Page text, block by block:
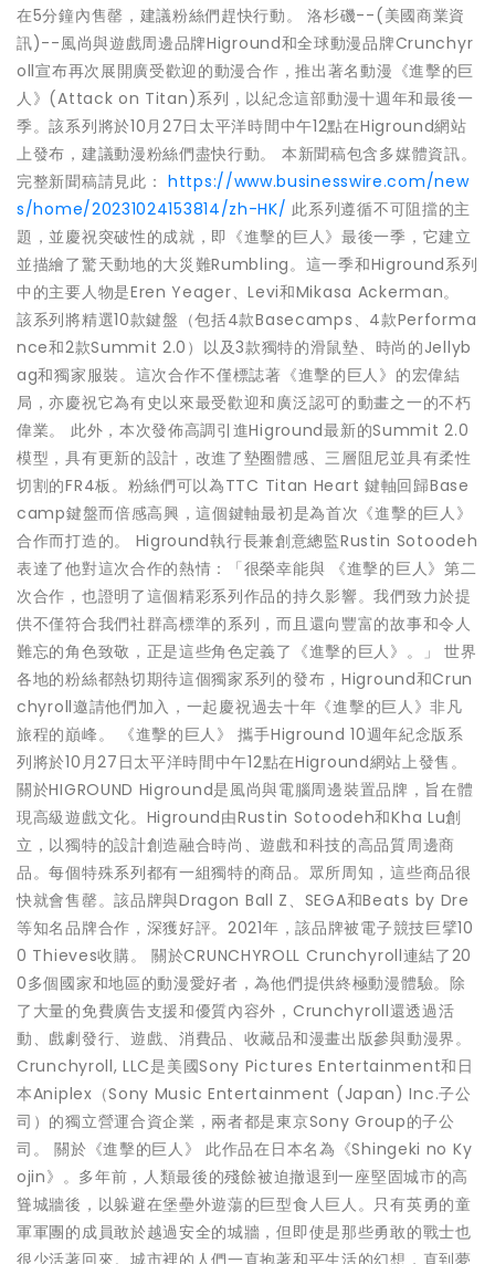
在5分鐘內售罄，建議粉絲們趕快行動。 洛杉磯--(美國商業資
訊)--風尚與遊戲周邊品牌Higround和全球動漫品牌Crunchyr
oll宣布再次展開廣受歡迎的動漫合作，推出著名動漫《進擊的巨
人》(Attack on Titan)系列，以紀念這部動漫十週年和最後一
季。該系列將於10月27日太平洋時間中午12點在Higround網站
上發布，建議動漫粉絲們盡快行動。 本新聞稿包含多媒體資訊。
完整新聞稿請見此： https://www.businesswire.com/new
s/home/20231024153814/zh-HK/ 此系列遵循不可阻擋的主
題，並慶祝突破性的成就，即《進擊的巨人》最後一季，它建立
並描繪了驚天動地的大災難Rumbling。這一季和Higround系列
中的主要人物是Eren Yeager、Levi和Mikasa Ackerman。
該系列將精選10款鍵盤（包括4款Basecamps、4款Performa
nce和2款Summit 2.0）以及3款獨特的滑鼠墊、時尚的Jellyb
ag和獨家服裝。這次合作不僅標誌著《進擊的巨人》的宏偉結
局，亦慶祝它為有史以來最受歡迎和廣泛認可的動畫之一的不朽
偉業。 此外，本次發佈高調引進Higround最新的Summit 2.0
模型，具有更新的設計，改進了墊圈體感、三層阻尼並具有柔性
切割的FR4板。粉絲們可以為TTC Titan Heart 鍵軸回歸Base
camp鍵盤而倍感高興，這個鍵軸最初是為首次《進擊的巨人》
合作而打造的。 Higround執行長兼創意總監Rustin Sotoodeh
表達了他對這次合作的熱情：「很榮幸能與 《進擊的巨人》第二
次合作，也證明了這個精彩系列作品的持久影響。我們致力於提
供不僅符合我們社群高標準的系列，而且還向豐富的故事和令人
難忘的角色致敬，正是這些角色定義了《進擊的巨人》。」 世界
各地的粉絲都熱切期待這個獨家系列的發布，Higround和Crun
chyroll邀請他們加入，一起慶祝過去十年《進擊的巨人》非凡
旅程的巔峰。 《進擊的巨人》 攜手Higround 10週年紀念版系
列將於10月27日太平洋時間中午12點在Higround網站上發售。
關於HIGROUND Higround是風尚與電腦周邊裝置品牌，旨在體
現高級遊戲文化。Higround由Rustin Sotoodeh和Kha Lu創
立，以獨特的設計創造融合時尚、遊戲和科技的高品質周邊商
品。每個特殊系列都有一組獨特的商品。眾所周知，這些商品很
快就會售罄。該品牌與Dragon Ball Z、SEGA和Beats by Dre
等知名品牌合作，深獲好評。2021年，該品牌被電子競技巨擘10
0 Thieves收購。 關於CRUNCHYROLL Crunchyroll連結了20
0多個國家和地區的動漫愛好者，為他們提供終極動漫體驗。除
了大量的免費廣告支援和優質內容外，Crunchyroll還透過活
動、戲劇發行、遊戲、消費品、收藏品和漫畫出版參與動漫界。
Crunchyroll, LLC是美國Sony Pictures Entertainment和日
本Aniplex（Sony Music Entertainment (Japan) Inc.子公
司）的獨立營運合資企業，兩者都是東京Sony Group的子公
司。 關於《進擊的巨人》 此作品在日本名為《Shingeki no Ky
ojin》。多年前，人類最後的殘餘被迫撤退到一座堅固城市的高
聳城牆後，以躲避在堡壘外遊蕩的巨型食人巨人。只有英勇的童
軍軍團的成員敢於越過安全的城牆，但即使是那些勇敢的戰士也
很少活著回來。城市裡的人們一直抱著和平生活的幻想，直到夢